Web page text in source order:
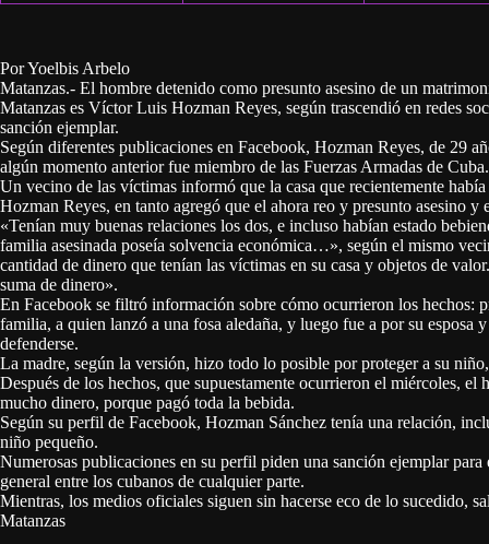
Por Yoelbis Arbelo
Matanzas.- El hombre detenido como presunto asesino de un
Matanzas es Víctor Luis Hozman Reyes, según trascendió en redes
sanción ejemplar.
Según diferentes publicaciones en Facebook, Hozman Reyes, de 29
algún momento anterior fue miembro de las Fuerzas Armadas de Cuba.
Un vecino de las víctimas informó que la casa que recientemente
Hozman Reyes, en tanto agregó que el ahora reo y presunto asesino
«Tenían muy buenas relaciones los dos, e incluso habían estado
familia asesinada poseía solvencia económica…», según el mismo
cantidad de dinero que tenían las víctimas en su casa y objetos de
suma de dinero».
En Facebook se filtró información sobre cómo ocurrieron los hechos:
familia, a quien lanzó a una fosa aledaña, y luego fue a por su esposa
defenderse.
La madre, según la versión, hizo todo lo posible por proteger a su
Después de los hechos, que supuestamente ocurrieron el miércoles,
mucho dinero, porque pagó toda la bebida.
Según su perfil de Facebook, Hozman Sánchez tenía una relación,
niño pequeño.
Numerosas publicaciones en su perfil piden una sanción ejemplar
general entre los cubanos de cualquier parte.
Mientras, los medios oficiales siguen sin hacerse eco de lo sucedido,
Matanzas